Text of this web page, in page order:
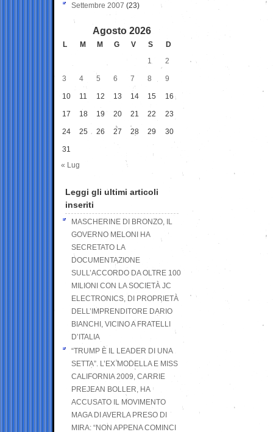
Settembre 2007 (23)
Agosto 2026
L M M G V S
D
1
2
3 4 5 6 7 8 9
10 11 12 13 14 15 16
17 18 19 20 21 22 23
24 25 26 27 28 29 30
31
« Lug
Leggi gli ultimi articoli
inseriti
MASCHERINE DI BRONZO, IL
GOVERNO MELONI HA
SECRETATO LA
DOCUMENTAZIONE
SULL’ACCORDO DA OLTRE 100
MILIONI CON LA SOCIETÀ JC
ELECTRONICS, DI PROPRIETÀ
DELL’IMPRENDITORE DARIO
BIANCHI, VICINO A FRATELLI
D’ITALIA
“TRUMP È IL LEADER DI UNA
SETTA”. L’EX MODELLA E MISS
CALIFORNIA 2009, CARRIE
PREJEAN BOLLER, HA
ACCUSATO IL MOVIMENTO
MAGA DI AVERLA PRESO DI
MIRA: “NON APPENA COMINCI